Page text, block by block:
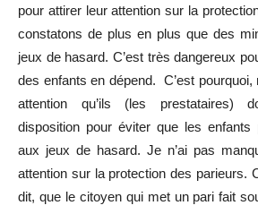
pour attirer leur attention sur la
constatons de plus en plus que des
jeux de hasard. C’est très dangereux
des enfants en dépend. C’est
attention qu’ils (les prestataires)
disposition pour éviter que les enfants
aux jeux de hasard. Je n’ai pas
attention sur la protection des parieurs.
dit, que le citoyen qui met un pari fait